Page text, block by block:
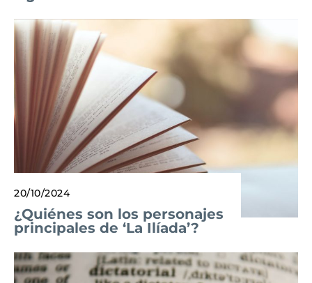
20/10/2024
¿Quiénes son los personajes
principales de ‘La Ilíada’?